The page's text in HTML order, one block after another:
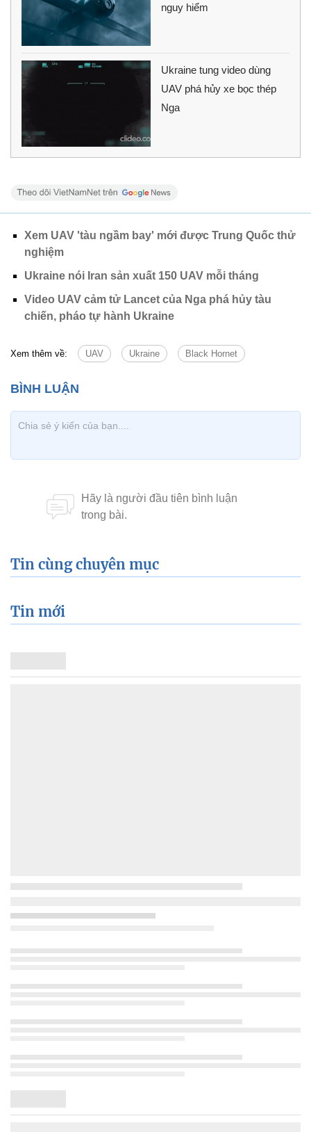
nguy hiểm
Ukraine tung video dùng
UAV phá hủy xe bọc thép
Nga
Xem UAV 'tàu ngầm bay' mới được Trung Quốc thử
nghiệm
Ukraine nói Iran sản xuất 150 UAV mỗi tháng
Video UAV cảm tử Lancet của Nga phá hủy tàu
chiến, pháo tự hành Ukraine
Xem thêm về: UAV Ukraine Black Hornet
Tin cùng chuyên mục
Tin mới